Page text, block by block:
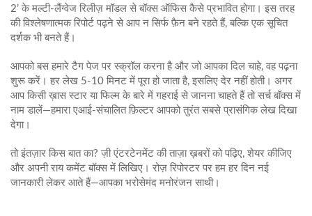
2’ के मल्टी‑लैंग्वेज रिलीज़ मॉडल से बॉक्स ऑफिस कैसे प्रभावित होगा। इस तरह
की विश्लेषणात्मक रिपोर्ट पढ़ने से आप न सिर्फ फ़ैन बने रहते हैं, बल्कि एक सूचित
दर्शक भी बनते हैं।
आपको बस हमारे टैग पेज पर स्क्रॉल करना है और जो आपका दिल चाहे, वह पढ़ना
शुरू करें। हर लेख 5‑10 मिनट में पूरा हो जाता है, इसलिए देर नहीं होती। अगर
आप किसी ख़ास स्टार या फिल्म के बारे में गहराई से जानना चाहते हैं तो सर्च बॉक्स में
नाम डालें—हमारा एआई‑संचालित फ़िल्टर आपको तुरंत सबसे प्रासंगिक लेख दिखा
देगा।
तो इंतज़ार किस बात का? ज़ी एंटरटेनमेंट की ताज़ा ख़बरों को पढ़िए, शेयर कीजिए
और अपनी राय कमेंट बॉक्स में लिखिए। रोज़ रिपोरटर पर हम हर दिन नई
जानकारी लेकर आते हैं—आपका भरोसेमंद मनोरंजन साथी।